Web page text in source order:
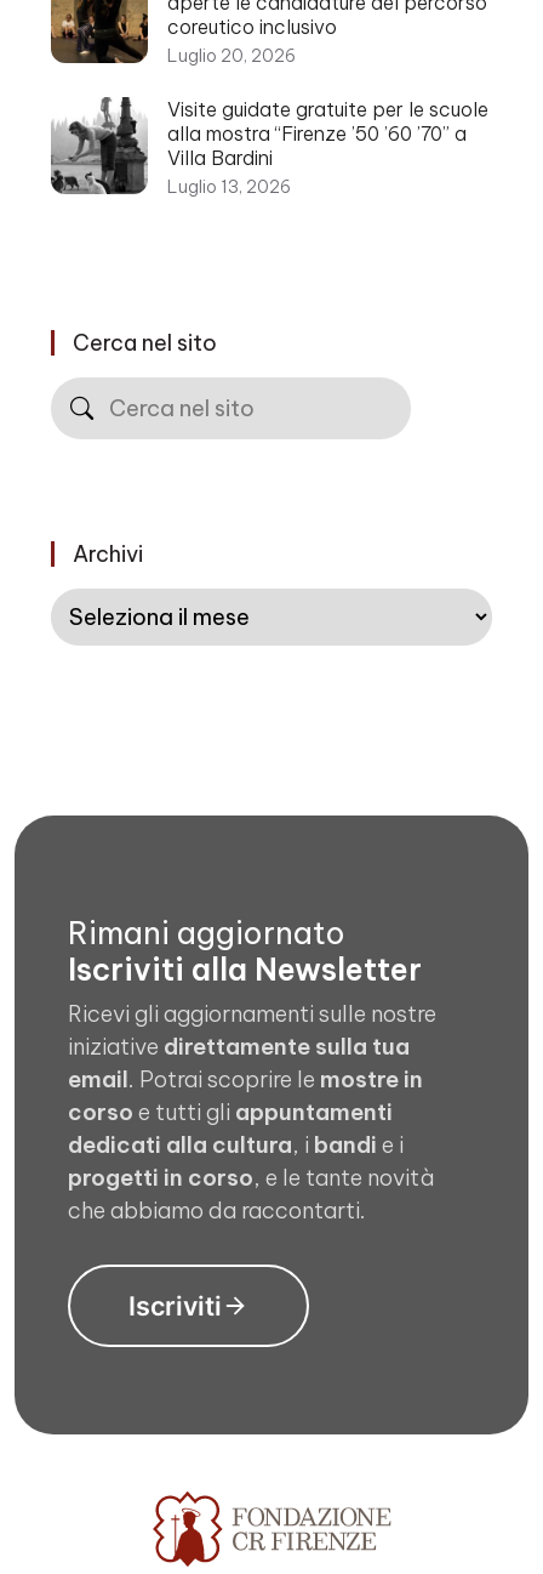
coreutico inclusivo
Luglio 20, 2026
Visite guidate gratuite per le scuole
alla mostra “Firenze ’50 ’60 ’70” a
Villa Bardini
Luglio 13, 2026
Cerca nel sito
Cerca
Archivi
Archivi
Rimani aggiornato
Iscriviti alla Newsletter
Ricevi gli aggiornamenti sulle nostre
iniziative direttamente sulla tua
email. Potrai scoprire le mostre in
corso e tutti gli appuntamenti
dedicati alla cultura, i bandi e i
progetti in corso, e le tante novità
che abbiamo da raccontarti.
Iscriviti